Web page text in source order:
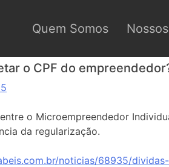
Quem Somos
o CPF do
o Microempreendedor
da regularização.
noticias/68935/